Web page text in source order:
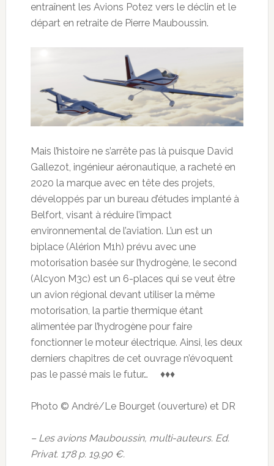
entraînent les Avions Potez vers le déclin et le
départ en retraite de Pierre Mauboussin.
Mais l’histoire ne s’arrête pas là puisque David
Gallezot, ingénieur aéronautique, a racheté en
2020 la marque avec en tête des projets,
développés par un bureau d’études implanté à
Belfort, visant à réduire l’impact
environnemental de l’aviation. L’un est un
biplace (Alérion M1h) prévu avec une
motorisation basée sur l’hydrogène, le second
(Alcyon M3c) est un 6-places qui se veut être
un avion régional devant utiliser la même
motorisation, la partie thermique étant
alimentée par l’hydrogène pour faire
fonctionner le moteur électrique. Ainsi, les deux
derniers chapitres de cet ouvrage n’évoquent
pas le passé mais le futur… ♦♦♦
Photo © André/Le Bourget (ouverture) et DR
– Les avions Mauboussin, multi-auteurs. Ed.
Privat. 178 p. 19,90 €.